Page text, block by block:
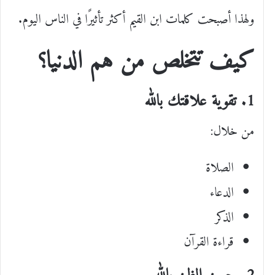
ولهذا أصبحت كلمات ابن القيم أكثر تأثيرًا في الناس اليوم.
كيف تتخلص من هم الدنيا؟
1. تقوية علاقتك بالله
من خلال:
الصلاة
الدعاء
الذكر
قراءة القرآن